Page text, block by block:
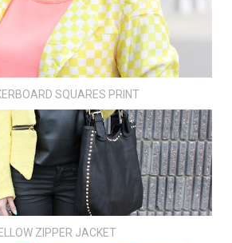
SQUARES PRINT
ZIPPER JACKET